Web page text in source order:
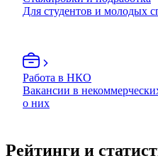
Для студентов и молодых
Работа в НКО
Вакансии в
о них
Рейтинги и